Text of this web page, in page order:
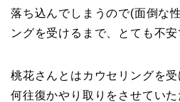
落ち込んでしまうので(面倒な
ングを受けるまで、とても不安
桃花さんとはカウセリングを
何往復かやり取りをさせてい